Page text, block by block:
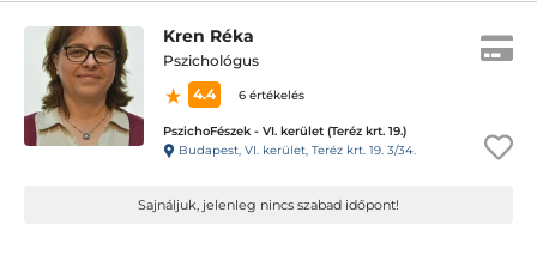
Kren Réka
Pszichológus
4.4
6 értékelés
PszichoFészek - VI. kerület (Teréz krt. 19.)
Budapest, VI. kerület, Teréz krt. 19. 3/34.
Sajnáljuk, jelenleg nincs szabad időpont!